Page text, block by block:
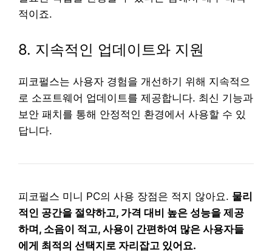
적이죠.
8. 지속적인 업데이트와 지원
피코펄스는 사용자 경험을 개선하기 위해 지속적으
로 소프트웨어 업데이트를 제공합니다. 최신 기능과
보안 패치를 통해 안정적인 환경에서 사용할 수 있
답니다.
피코펄스 미니 PC의 사용 장점은 적지 않아요. 물리
적인 공간을 절약하고, 가격 대비 높은 성능을 제공
하며, 소음이 적고, 사용이 간편하여 많은 사용자들
에게 최적의 선택지로 자리잡고 있어요.